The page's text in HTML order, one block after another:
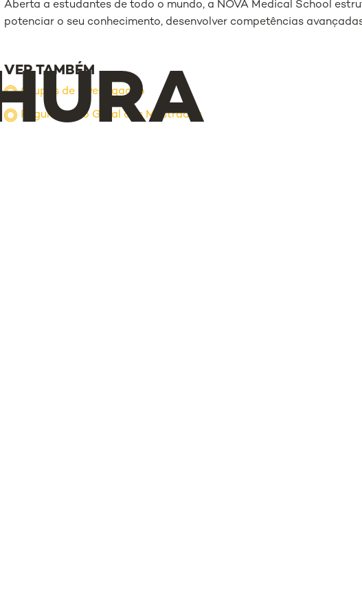
Aberta a estudantes de todo o mundo, a NOVA Medical School
potenciar o seu conhecimento, desenvolver competências
VER TAMBÉM
Grupos de Investigação
Regulamento Geral dos Mestrados